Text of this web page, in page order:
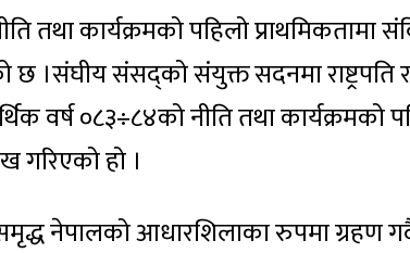
तथा कार्यक्रमको पहिलो प्राथमिकतामा
छ ।संघीय संसद्को संयुक्त सदनमा राष्ट्रपति
वर्ष ०८३÷८४को नीति तथा कार्यक्रमको
गरिएको हो ।
नेपालको आधारशिलाका रुपमा ग्रहण गर्दै